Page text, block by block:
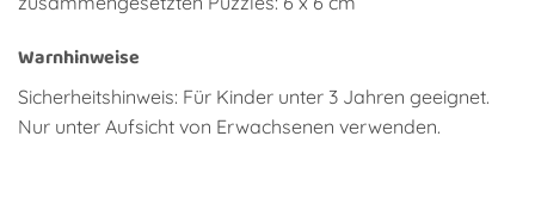
Warnhinweise
Sicherheitshinweis: Für Kinder unter 3 Jahren geeignet.
Nur unter Aufsicht von Erwachsenen verwenden.